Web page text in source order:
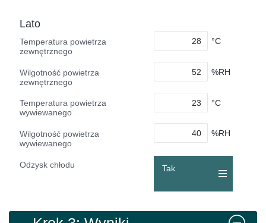
Lato
Temperatura powietrza
zewnętrznego
°C
Wilgotność powietrza
zewnętrznego
%RH
Temperatura powietrza
wywiewanego
°C
Wilgotność powietrza
wywiewanego
%RH
Odzysk chłodu Tak